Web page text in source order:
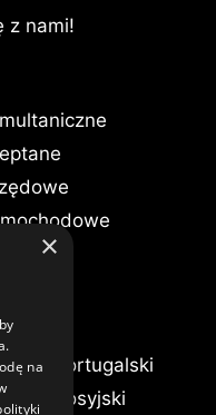
z nami!
Portugalski
Rosyjski
×
na